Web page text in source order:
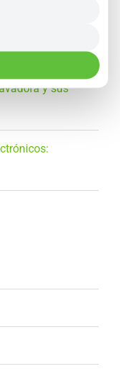
y sus